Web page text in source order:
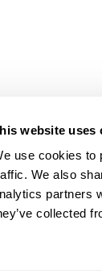
website uses
use cookies to
We also
partners
collected